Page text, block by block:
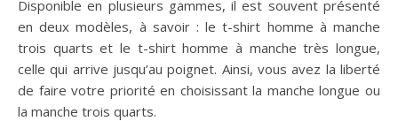
Disponible en plusieurs gammes, il est souvent présenté
en deux modèles, à savoir : le t-shirt homme à manche
trois quarts et le t-shirt homme à manche très longue,
celle qui arrive jusqu’au poignet. Ainsi, vous avez la liberté
de faire votre priorité en choisissant la manche longue ou
la manche trois quarts.